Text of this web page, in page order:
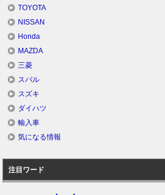
TOYOTA
NISSAN
Honda
MAZDA
三菱
スバル
スズキ
ダイハツ
輸入車
気になる情報
注目ワード